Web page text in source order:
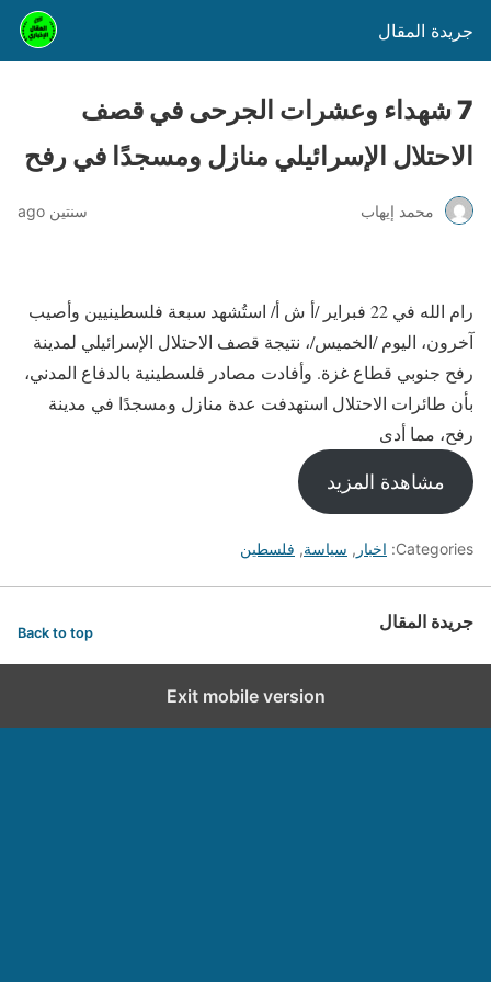
جريدة المقال
7 شهداء وعشرات الجرحى في قصف
الاحتلال الإسرائيلي منازل ومسجدًا في رفح
محمد إيهاب سنتين ago
رام الله في 22 فبراير /أ ش أ/ استُشهد سبعة فلسطينيين وأصيب
آخرون، اليوم /الخميس/، نتيجة قصف الاحتلال الإسرائيلي لمدينة
رفح جنوبي قطاع غزة. وأفادت مصادر فلسطينية بالدفاع المدني،
بأن طائرات الاحتلال استهدفت عدة منازل ومسجدًا في مدينة
رفح، مما أدى
مشاهدة المزيد
Categories: اخبار , سياسة, فلسطين
جريدة المقال Back to top
Exit mobile version